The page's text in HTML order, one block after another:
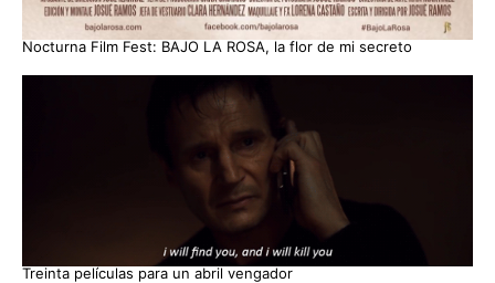
Nocturna Film Fest: BAJO LA ROSA, la flor de mi secreto
Treinta películas para un abril vengador